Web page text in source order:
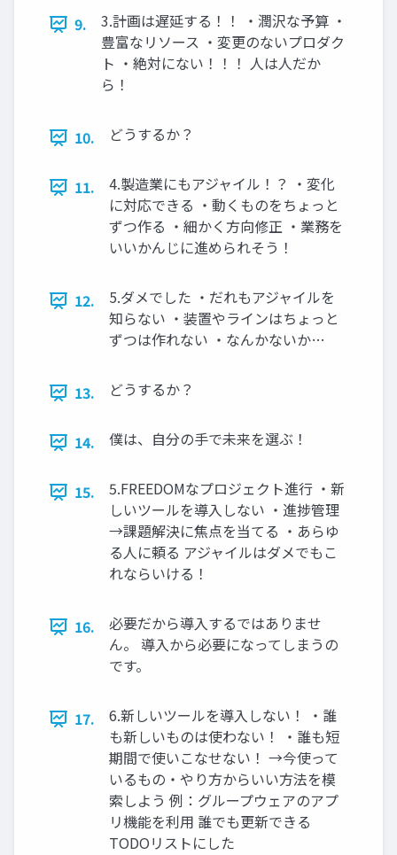
9.
3.計画は遅延する！！ ・潤沢な予算 ・
豊富なリソース ・変更のないプロダク
ト ・絶対にない！！！ 人は人だか
ら！
10. どうするか？
11.
4.製造業にもアジャイル！？ ・変化
に対応できる ・動くものをちょっと
ずつ作る ・細かく方向修正 ・業務を
いいかんじに進められそう！
12.
5.ダメでした ・だれもアジャイルを
知らない ・装置やラインはちょっと
ずつは作れない ・なんかないか…
13. どうするか？
14. 僕は、自分の手で未来を選ぶ！
15.
5.FREEDOMなプロジェクト進行 ・新
しいツールを導入しない ・進捗管理
→課題解決に焦点を当てる ・あらゆ
る人に頼る アジャイルはダメでもこ
れならいける！
16.
必要だから導入するではありませ
ん。 導入から必要になってしまうの
です。
17.
6.新しいツールを導入しない！ ・誰
も新しいものは使わない！ ・誰も短
期間で使いこなせない！ →今使って
いるもの・やり方からいい方法を模
索しよう 例：グループウェアのアプ
リ機能を利用 誰でも更新できる
TODOリストにした